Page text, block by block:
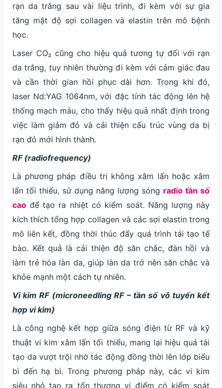
rạn da trắng sau vài liệu trình, đi kèm với sự gia
tăng mật độ sợi collagen và elastin trên mô bệnh
học.
Laser CO₂ cũng cho hiệu quả tương tự đối với rạn
da trắng, tuy nhiên thường đi kèm với cảm giác đau
và cần thời gian hồi phục dài hơn. Trong khi đó,
laser Nd:YAG 1064nm, với đặc tính tác động lên hệ
thống mạch máu, cho thấy hiệu quả nhất định trong
việc làm giảm đỏ và cải thiện cấu trúc vùng da bị
rạn đỏ mới hình thành.
RF (radiofrequency)
Là phương pháp điều trị không xâm lấn hoặc xâm
lấn tối thiểu, sử dụng năng lượng sóng radio tần số
caođể tạo ra nhiệt có kiểm soát. Năng lượng này
kích thích tổng hợp collagen và các sợi elastin trong
mô liên kết, đồng thời thúc đẩy quá trình tái tạo tế
bào. Kết quả là cải thiện độ săn chắc, đàn hồi và
làm trẻ hóa làn da, giúp làn da trở nên săn chắc và
khỏe mạnh một cách tự nhiên.
Vi kim RF (microneedling RF – tần số vô tuyến kết
hợp vi kim)
Là công nghệ kết hợp giữa sóng điện từ RF và kỹ
thuật vi kim xâm lấn tối thiểu, mang lại hiệu quả tái
tạo da vượt trội nhờ tác động đồng thời lên lớp biểu
bì đến hạ bì. Trong phương pháp này, các vi kim
siêu nhỏ tạo ra tổn thương vi điểm có kiểm soát